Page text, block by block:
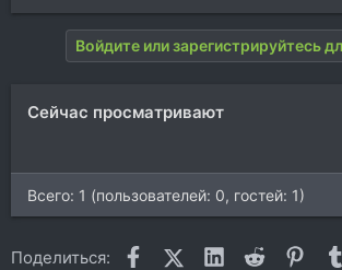
е
и
Войдите или зарегистрируйтесь
Сейчас просматривают
Всего: 1 (пользователей: 0, гостей: 1)
Поделиться: FacebookX (Twitter)
LinkedIn
Reddit